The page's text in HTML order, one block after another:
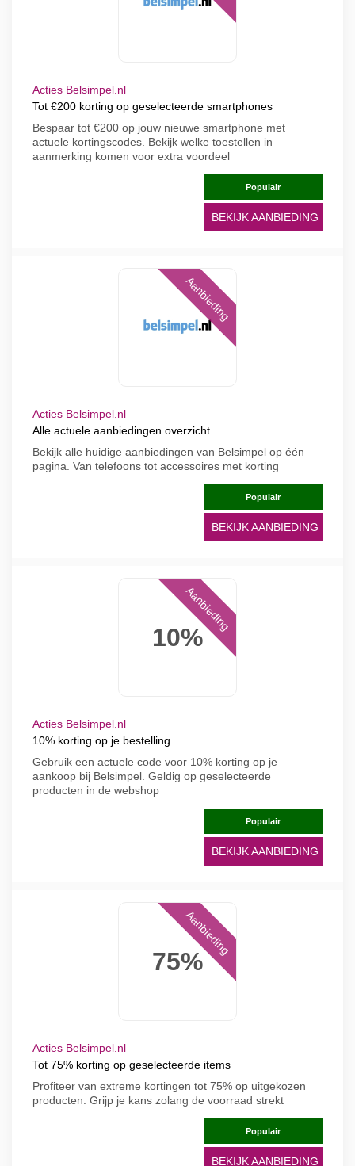
Acties Belsimpel.nl
Tot €200 korting op geselecteerde smartphones
Bespaar tot €200 op jouw nieuwe smartphone met
actuele kortingscodes. Bekijk welke toestellen in
aanmerking komen voor extra voordeel
Populair
BEKIJK AANBIEDING
Aanbieding
Acties Belsimpel.nl
Alle actuele aanbiedingen overzicht
Bekijk alle huidige aanbiedingen van Belsimpel op één
pagina. Van telefoons tot accessoires met korting
Populair
BEKIJK AANBIEDING
10%
Aanbieding
Acties Belsimpel.nl
10% korting op je bestelling
Gebruik een actuele code voor 10% korting op je
aankoop bij Belsimpel. Geldig op geselecteerde
producten in de webshop
Populair
BEKIJK AANBIEDING
75%
Aanbieding
Acties Belsimpel.nl
Tot 75% korting op geselecteerde items
Profiteer van extreme kortingen tot 75% op uitgekozen
producten. Grijp je kans zolang de voorraad strekt
Populair
BEKIJK AANBIEDING